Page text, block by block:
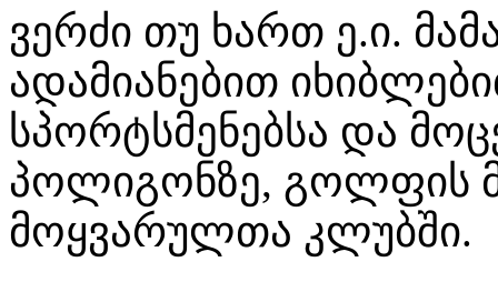
ვერძი თუ ხართ ე.ი.
ადამიანებით
სპორტსმენებსა და
პოლიგონზე, გოლფის
მოყვარულთა კლუბში.